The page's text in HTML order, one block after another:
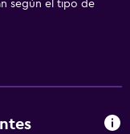
según el tipo de